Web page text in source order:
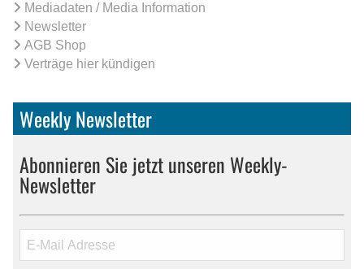
Mediadaten / Media Information
Newsletter
AGB Shop
Verträge hier kündigen
Weekly Newsletter
Abonnieren Sie jetzt unseren Weekly-
Newsletter